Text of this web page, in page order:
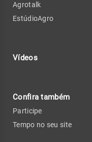
Agrotalk
EstúdioAgro
Vídeos
Confira também
Participe
Tempo no seu site